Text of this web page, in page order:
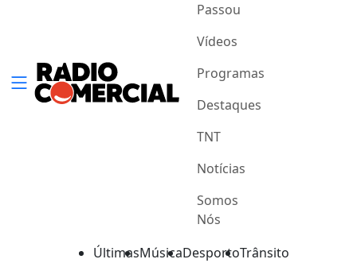
Passou
Vídeos
Programas
Destaques
TNT
Notícias
Somos
Nós
ÚltimasMúsicaDesportoTrânsito